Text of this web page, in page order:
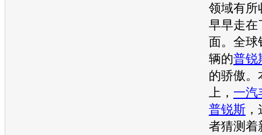
领域有所
早早走在
面。全球
辆的普锐
的骄傲。
上， 一汽
普锐斯
者猜测着